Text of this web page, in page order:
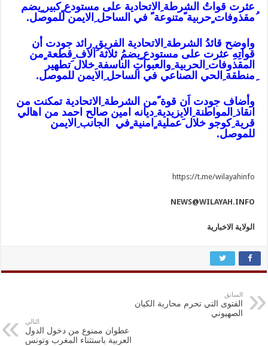
عثرت قواتُ الشرطة ِالاتحادية على مستودع ٍكبير ٍيضم
ُمقذوفات ٍحربية ًمتنوعة ً في الساحل ِالايمن للموصل.
واوضح قائدُ الشرطة ِالاتحادية الفريق رائد جودت أن
قواتِهِ عثرت على مستودع ٍيضمُ ثلاثة َآلاف ِقطعة ٍمن
المقذوفات ِالحربية ِوالعبواتِ الناسفة ِخلال َتطهير
ِمنطقة ِالحي الصناعي في الساحل ِالايمن للموصل.
وأضاف جودت اَن قوة ًمن الشرطة ِالاتحادية تمكنت من
انقاذ ِالمواطنة ِالايزيدية ِديانه امين صالح احمد من اهالي
قرية ِكوجو خلال َعملية ٍامنية ٍفي الجانب ِالايمن
للموصل.
https://t.me/wilayahinfo
NEWS@WILAYAH.INFO
الولاية الاخبارية
السابق
الفتوى التي تحرم محاربة الكيان
الصهيوني
التالي
عطوان ممنوع من دخول الدول
العربية باستثناء المغرب وتونس